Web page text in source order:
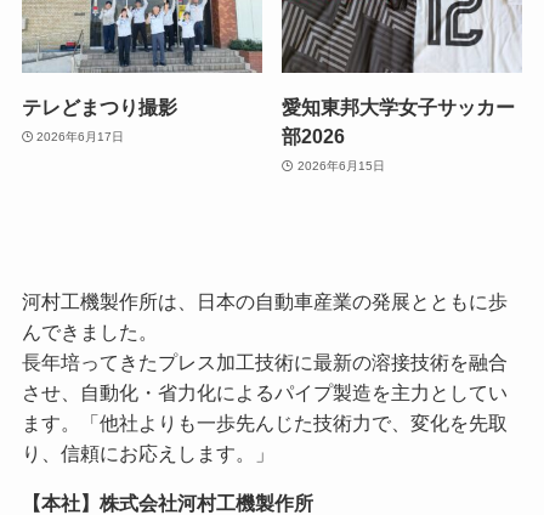
テレどまつり撮影
2026年6月17日
愛知東邦大学女子サッカー
部2026
2026年6月15日
河村工機製作所は、日本の自動車産業の発展とともに歩
んできました。
長年培ってきたプレス加工技術に最新の溶接技術を融合
させ、自動化・省力化によるパイプ製造を主力としてい
ます。「他社よりも一歩先んじた技術力で、変化を先取
り、信頼にお応えします。」
【本社】株式会社河村工機製作所